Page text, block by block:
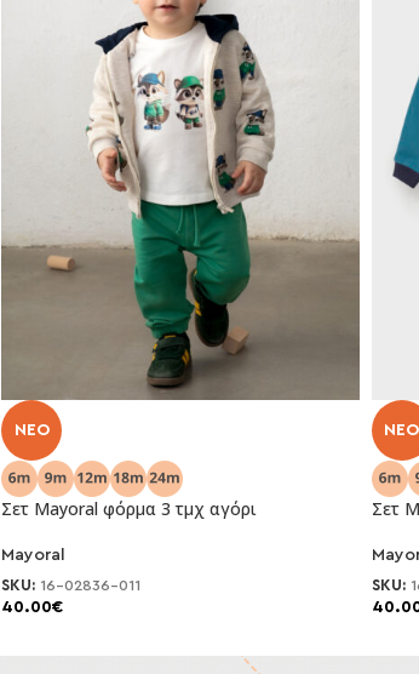
NEO
Σετ Mayoral φόρμα 3 τμχ αγόρι
Mayoral
SKU: 16-02836-011
40.00€
NEO
Σετ
SKU: